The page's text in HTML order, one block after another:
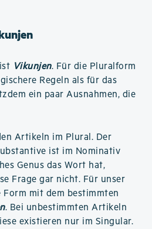
Vikunjen. Für die Pluralform
Regeln als für das
ein paar Ausnahmen, die
Artikeln im Plural. Der
ist im Nominativ
Genus das Wort hat,
Frage gar nicht. Für unser
mit dem bestimmten
. Bei unbestimmten Artikeln
existieren nur im Singular.